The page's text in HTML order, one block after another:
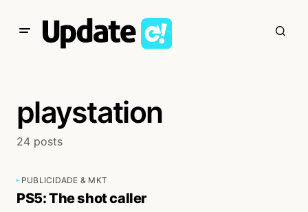
playstation
24 posts
PUBLICIDADE & MKT
PS5: The shot caller